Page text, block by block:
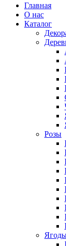
Главная
О нас
Каталог
Розы